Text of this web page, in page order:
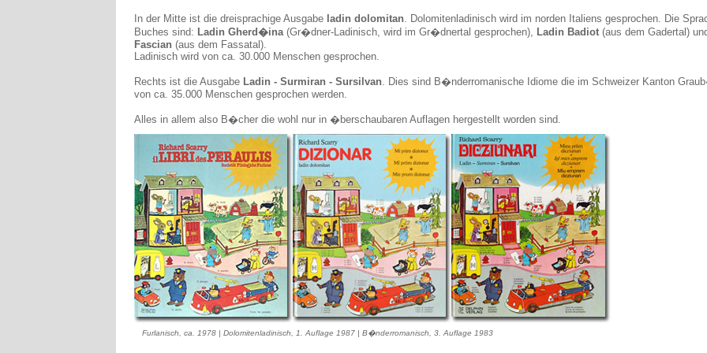
In der Mitte ist die dreisprachige Ausgabe ladin dolomitan. Dolomitenladinisch wird im norden Italiens gesprochen. Die
Buches sind: Ladin Gherd�ina(Gr�dner-Ladinisch, wird im Gr�dnertal gesprochen), Ladin Badiot (aus dem Gadertal)
Fascian (aus dem Fassatal).
Ladinisch wird von ca. 30.000 Menschen gesprochen.
Rechts ist die Ausgabe Ladin - Surmiran - Sursilvan. Dies sind B�nderromanische Idiome die im Schweizer Kanton
von ca. 35.000 Menschen gesprochen werden.
Alles in allem also B�cher die wohl nur in �berschaubaren Auflagen hergestellt worden sind.
Furlanisch, ca. 1978 | Dolomitenladinisch, 1. Auflage 1987 | B�nderromanisch, 3. Auflage 1983